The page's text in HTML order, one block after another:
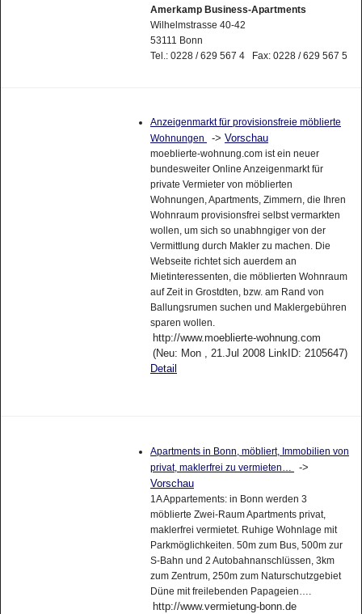
Amerkamp Business-Apartments
Wilhelmstrasse 40-42
53111 Bonn
Tel.: 0228 / 629 567 4 Fax: 0228 / 629 567 5
Anzeigenmarkt für provisionsfreie möblierte
Wohnungen
-> Vorschau
moeblierte-wohnung.com ist ein neuer
bundesweiter Online Anzeigenmarkt für
private Vermieter von möblierten
Wohnungen, Apartments, Zimmern, die Ihren
Wohnraum provisionsfrei selbst vermarkten
wollen, um sich so unabhngiger von der
Vermittlung durch Makler zu machen. Die
Webseite richtet sich auerdem an
Mietinteressenten, die möblierten Wohnraum
auf Zeit in Grostdten, bzw. am Rand von
Ballungsrumen suchen und Maklergebühren
sparen wollen.
http://www.moeblierte-wohnung.com
(Neu: Mon , 21.Jul 2008 LinkID: 2105647)
Detail
Apartments in Bonn, möbliert, Immobilien von
privat, maklerfrei zu vermieten…
->
Vorschau
1A Appartements: in Bonn werden 3
möblierte Zwei-Raum Apartments privat,
maklerfrei vermietet. Ruhige Wohnlage mit
Parkmöglichkeiten. 50m zum Bus, 500m zur
S-Bahn und 2 Autobahnanschlüssen, 3km
zum Zentrum, 250m zum Naturschutzgebiet
Düne mit freilebenden Papageien….
http://www.vermietung-bonn.de